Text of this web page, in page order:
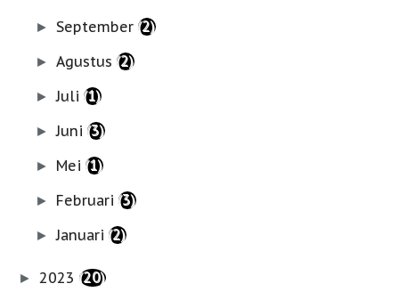
► September(2)
►Agustus(2)
►Juli(1)
►Juni(3)
► Mei(1)
► Februari(3)
►Januari(2)
► 2023 (20)